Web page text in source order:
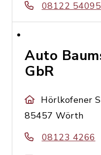
08122
Auto
GbR
Hörlkofener
85457 Wörth
08123 4266